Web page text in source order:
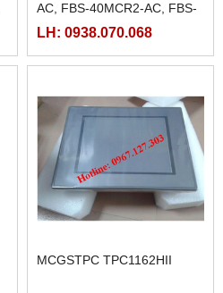
AC, FBS-40MCR2-AC, FBS-
40MCRT-AC, FBS-40MART-
LH: 0938.070.068
MCGSTPC TPC1162HII